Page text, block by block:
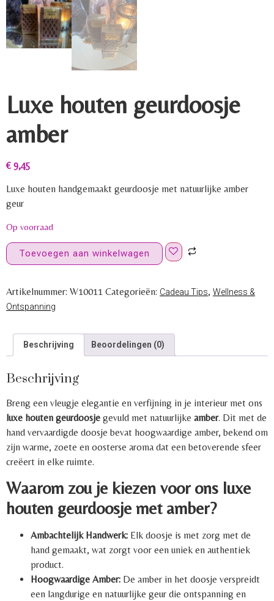
Luxe houten geurdoosje
amber
€ 9,45
Luxe houten handgemaakt geurdoosje met natuurlijke amber
geur
Op voorraad
Toevoegen aan winkelwagen
Artikelnummer: W10011 Categorieën: Cadeau Tips, Wellness &
Ontspanning
Beschrijving Beoordelingen (0)
Beschrijving
Breng een vleugje elegantie en verfijning in je interieur met ons
luxe houten geurdoosje gevuld met natuurlijke amber. Dit met de
hand vervaardigde doosje bevat hoogwaardige amber, bekend om
zijn warme, zoete en oosterse aroma dat een betoverende sfeer
creëert in elke ruimte.
Waarom zou je kiezen voor ons luxe
houten geurdoosje met amber?
Ambachtelijk Handwerk: Elk doosje is met zorg met de
hand gemaakt, wat zorgt voor een uniek en authentiek
product.
Hoogwaardige Amber: De amber in het doosje verspreidt
een langdurige en natuurlijke geur die ontspanning en